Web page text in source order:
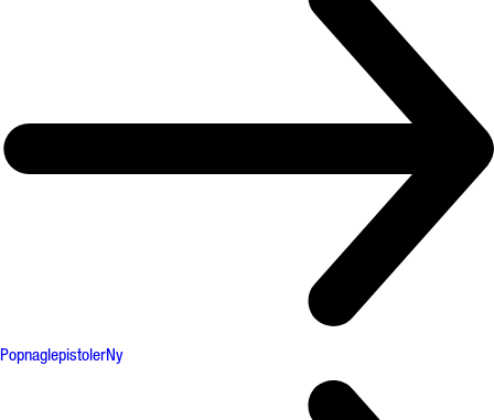
PopnaglepistolerNy